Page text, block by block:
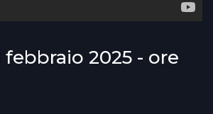
2025 - ore